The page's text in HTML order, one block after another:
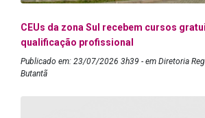
CEUs da zona Sul recebem cursos
qualificação profissional
Publicado em: 23/07/2026 3h39 - em Diretoria
Butantã